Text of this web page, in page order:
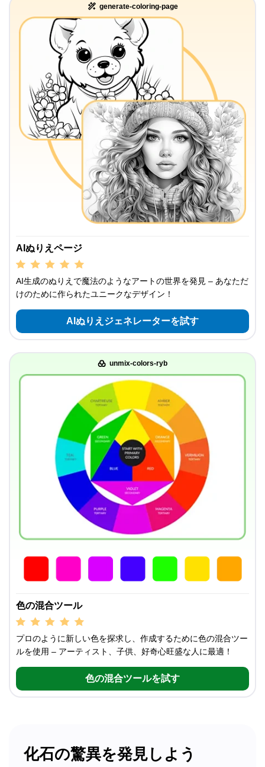
generate-coloring-page
AIぬりえページ
AI生成のぬりえで魔法のようなアートの世界を発見 – あなただ
けのために作られたユニークなデザイン！
AIぬりえジェネレーターを試す
unmix-colors-ryb
色の混合ツール
プロのように新しい色を探求し、作成するために色の混合ツー
ルを使用 – アーティスト、子供、好奇心旺盛な人に最適！
色の混合ツールを試す
化石の驚異を発見しよう